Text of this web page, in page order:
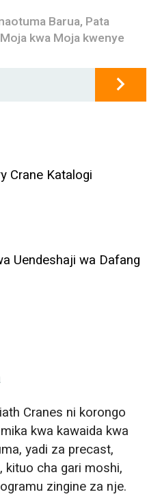
Barua, Pata
kwa Moja kwenye
Crane Katalogi
Uendeshaji wa Dafang
Cranes ni korongo
kwa kawaida kwa
yadi za precast,
kituo cha gari moshi,
zingine za nje.